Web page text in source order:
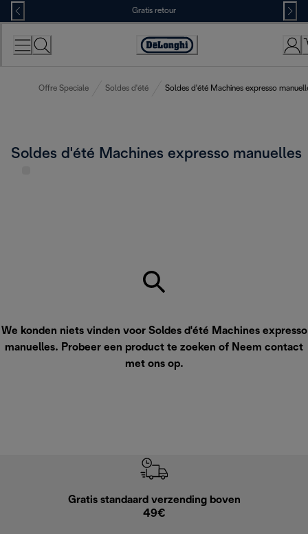
Skip
to
Content
Gratis retour
Accessibility
Offre Speciale Soldes d'été Soldes d'été Machines expresso
Soldes d'été Machines expresso manuelles
We konden niets vinden voor Soldes d'été Machines expresso
manuelles. Probeer een product te zoeken of Neem contact
met ons op.
Gratis standaard verzending boven
49€